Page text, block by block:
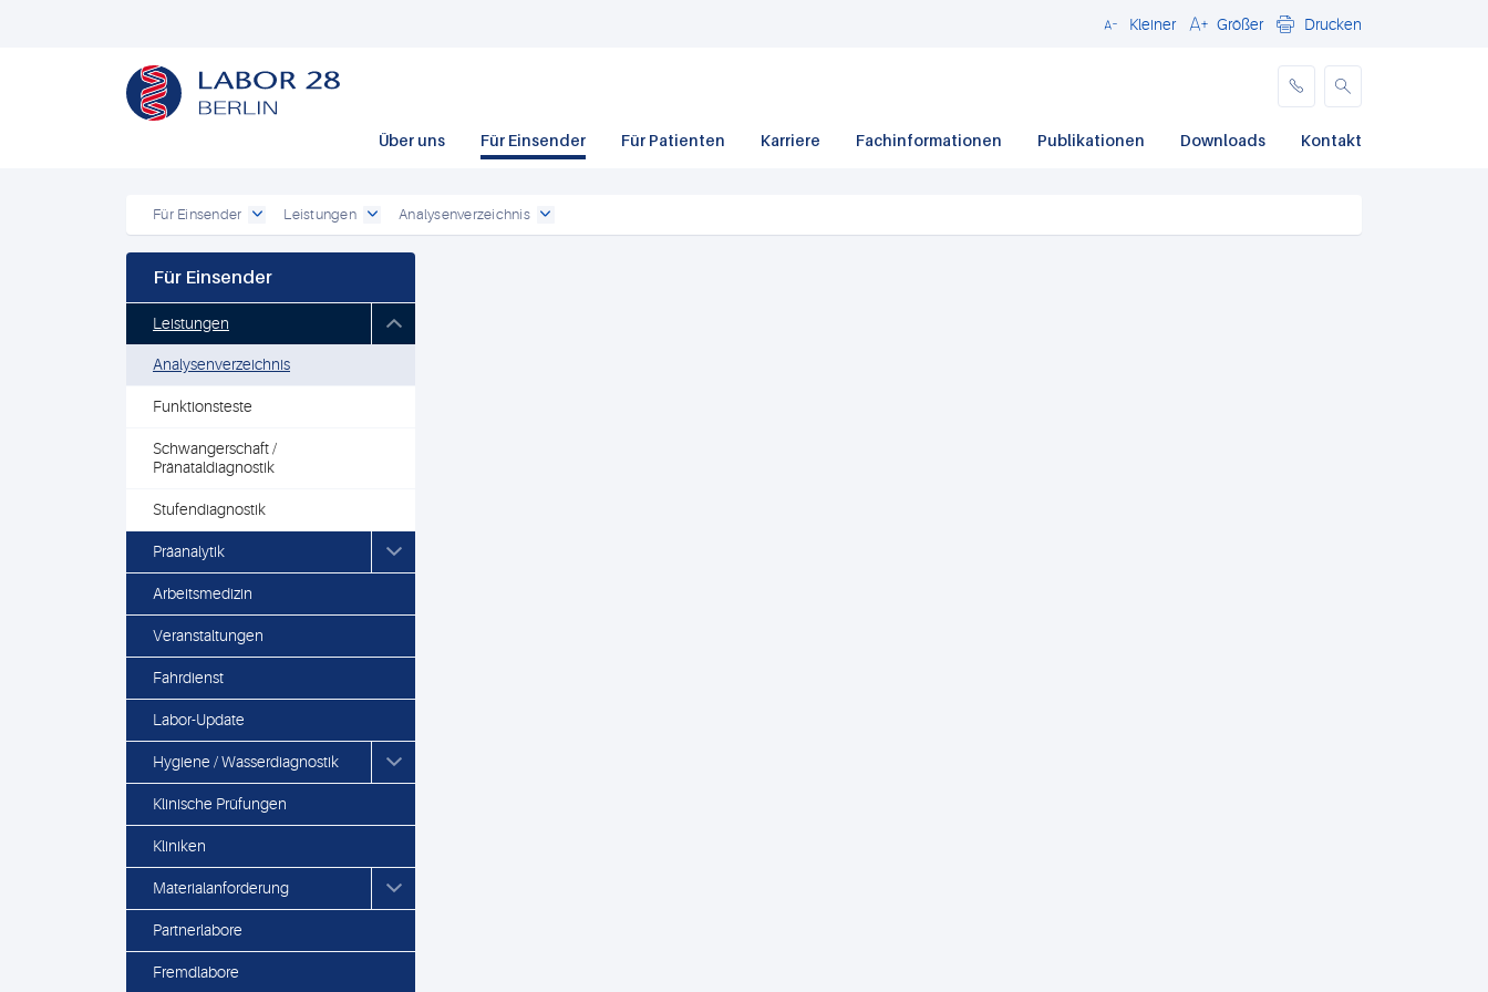
Schließen
Kleiner Größer Drucken
Über uns Für Einsender Für Patienten Karriere Fachinformationen Publikationen Downloads Kontakt
Für Einsender Leistungen Analysenverzeichnis
Für Einsender
Leistungen
Analysenverzeichnis
Funktionsteste
Schwangerschaft /
Pränataldiagnostik
Stufendiagnostik
Präanalytik
Arbeitsmedizin
Veranstaltungen
Fahrdienst
Labor-Update
Hygiene / Wasserdiagnostik
Klinische Prüfungen
Kliniken
Materialanforderung
Partnerlabore
Fremdlabore